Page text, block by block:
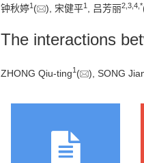
钟秋婷1 ( ), 宋健平1 , 吕芳丽2 3 4 *
The interactions
ZHONG Qiu-ting1 ( ), SONG